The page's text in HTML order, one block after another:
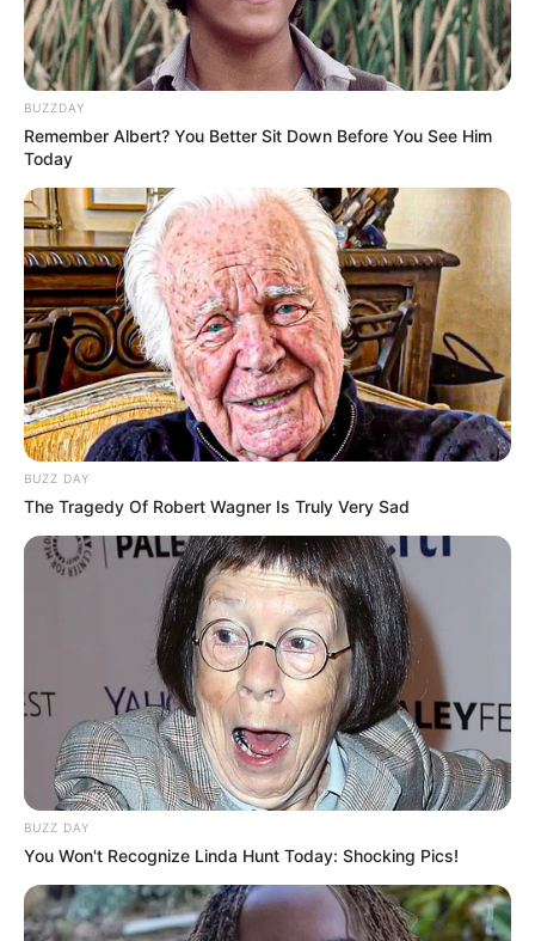
Mute
(foto: instagram/greenmagardens)
2. Akarnya yang menjuntai jadi mirip seperti
binatang laut ubur-ubur
BUZZDAY
Remember Albert? You Better Sit Down Before You See Him
Today
BUZZ DAY
The Tragedy Of Robert Wagner Is Truly Very Sad
BUZZ DAY
You Won't Recognize Linda Hunt Today: Shocking Pics!